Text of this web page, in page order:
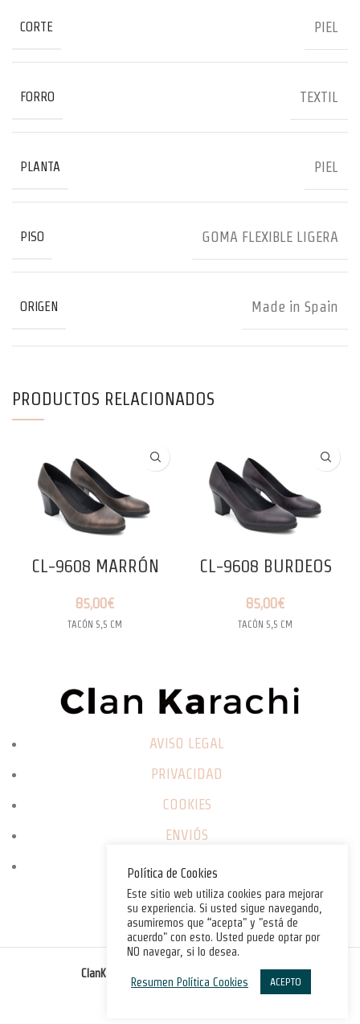
CORTE PIEL
FORRO TEXTIL
PLANTA PIEL
PISO GOMA FLEXIBLE LIGERA
ORIGEN Made in Spain
PRODUCTOS RELACIONADOS
CL-9608 MARRÓN
85,00€
TACÓN 5,5 CM
CL-9608 BURDEOS
85,00€
TACÓN 5,5 CM
AVISO LEGAL
PRIVACIDAD
COOKIES
ENVIÓS
CAMBIOS / DEVOLUCIONES
ClanKarachi.com . All rights reserved.©
Política de Cookies
Este sitio web utiliza cookies para mejorar
su experiencia. Si usted sigue navegando,
asumiremos que “acepta" y "está de
acuerdo" con esto. Usted puede optar por
NO navegar, si lo desea.
Resumen Política Cookies ACEPTO